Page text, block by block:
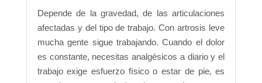
Depende de la gravedad, de las articulaciones
afectadas y del tipo de trabajo. Con artrosis leve
mucha gente sigue trabajando. Cuando el dolor
es constante, necesitas analgésicos a diario y el
trabajo exige esfuerzo físico o estar de pie, es